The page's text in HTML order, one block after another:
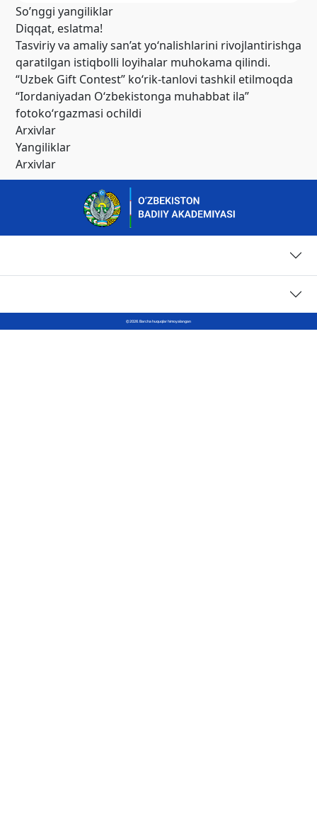
So’nggi yangiliklar
Diqqat, eslatma!
Tasviriy va amaliy san’at yo‘nalishlarini rivojlantirishga
qaratilgan istiqbolli loyihalar muhokama qilindi.
“Uzbek Gift Contest” ko‘rik-tanlovi tashkil etilmoqda
“Iordaniyadan O‘zbekistonga muhabbat ila”
fotoko‘rgazmasi ochildi
Arxivlar
Yangiliklar
Arxivlar
© 2026. Barcha huquqlar himoyalangan